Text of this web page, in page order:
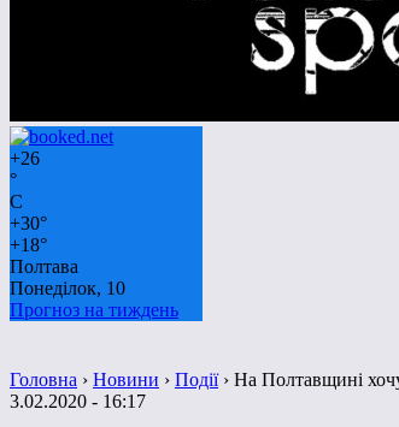
+26
°
C
+30°
+18°
Полтава
Понеділок, 10
Прогноз на тиждень
Головна › Новини › Події› На Полтавщині
3.02.2020 - 16:17